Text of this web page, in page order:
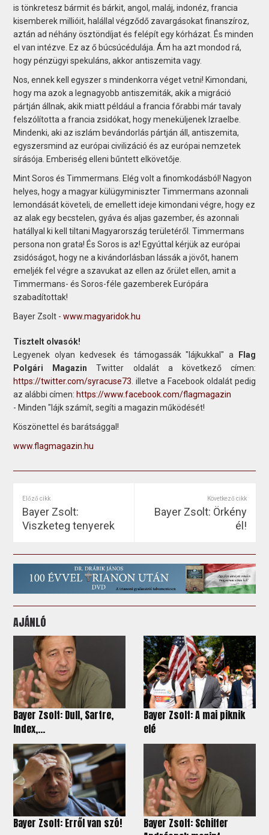
is tönkretesz bármit és bárkit, angol, maláj, indonéz, francia
kisemberek millióit, halállal végződő zavargásokat finanszíroz,
aztán ad néhány ösztöndíjat és felépít egy kórházat. És minden
el van intézve. Ez az ő búcsúcédulája. Ám ha azt mondod rá,
hogy pénzügyi spekuláns, akkor antiszemita vagy.
Nos, ennek kell egyszer s mindenkorra véget vetni! Kimondani,
hogy ma azok a legnagyobb antiszemiták, akik a migráció
pártján állnak, akik miatt például a francia főrabbi már tavaly
felszólította a francia zsidókat, hogy meneküljenek Izraelbe.
Mindenki, aki az iszlám bevándorlás pártján áll, antiszemita,
egyszersmind az európai civilizáció és az európai nemzetek
sírásója. Emberiség elleni bűntett elkövetője.
Mint Soros és Timmermans. Elég volt a finomkodásból! Nagyon
helyes, hogy a magyar külügyminiszter Timmermans azonnali
lemondását követeli, de emellett ideje kimondani végre, hogy ez
az alak egy becstelen, gyáva és aljas gazember, és azonnali
hatállyal ki kell tiltani Magyarország területéről. Timmermans
persona non grata! És Soros is az! Egyúttal kérjük az európai
zsidóságot, hogy ne a kivándorlásban lássák a jövőt, hanem
emeljék fel végre a szavukat az ellen az őrület ellen, amit a
Timmermans- és Soros-féle gazemberek Európára
szabadítottak!
Bayer Zsolt - www.magyaridok.hu
Tisztelt olvasók!
Legyenek olyan kedvesek és támogassák "lájkukkal" a
Flag
Polgári Magazin Twitter oldalát a következő címen:
https://twitter.com/syracuse73 . illetve a Facebook oldalát pedig
az alábbi címen: https://www.facebook.com/flagmagazin
- Minden "lájk számít, segíti a magazin működését!
Köszönettel és barátsággal!
www.flagmagazin.hu
Előző cikk
Bayer Zsolt:
Viszketeg tenyerek
Következő cikk
Bayer Zsolt: Örkény
él!
AJÁNLÓ
Bayer Zsolt: Dull, Sartre,
Index,...
Bayer Zsolt: A mai piknik
elé
Bayer Zsolt: Erről van szó!
Bayer Zsolt: Schiffer